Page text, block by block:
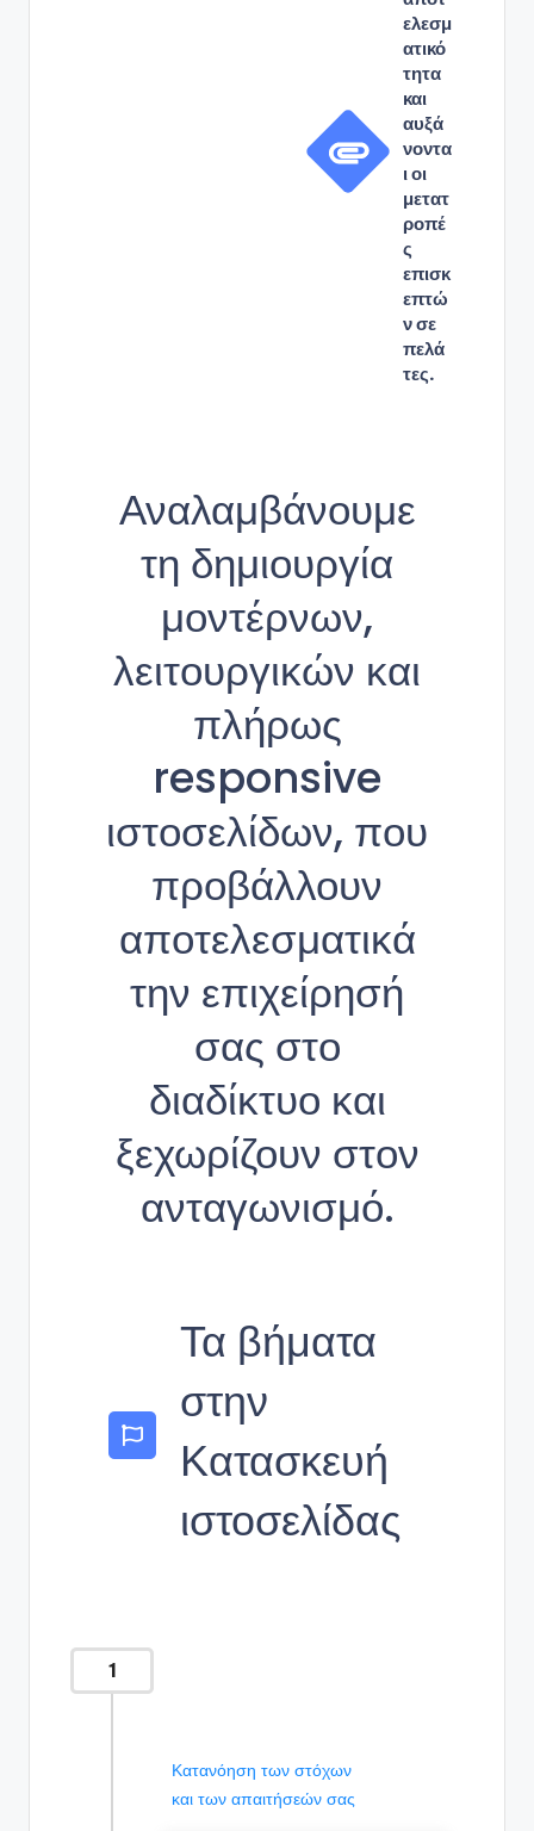
ελεσμ
ατικό
τητα
και
αυξά
νοντα
ι οι
μετατ
ροπέ
ς
επισκ
επτώ
ν σε
πελά
τες.
Αναλαμβάνουμε
τη δημιουργία
μοντέρνων,
λειτουργικών και
πλήρως
responsive
ιστοσελίδων, που
προβάλλουν
αποτελεσματικά
την επιχείρησή
σας στο
διαδίκτυο και
ξεχωρίζουν στον
ανταγωνισμό.
Τα βήματα
στην
Κατασκευή
ιστοσελίδας
1
Κατανόηση των στόχων
και των απαιτήσεών σας